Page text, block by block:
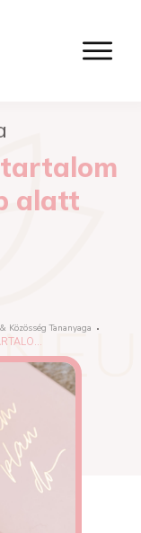
tartalom
alatt
Közösség Tananyaga
BÓNUSZ: 90 NAPOS TARTALOM TERVEZÉS 30 NAP ALATT